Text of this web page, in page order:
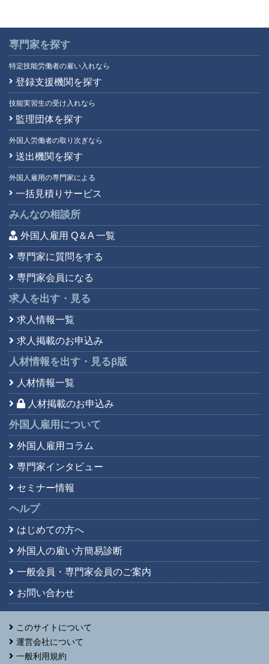
専門家を探す
特定技能労働者の雇い入れなら
登録支援機関を探す
技能実習生の受け入れなら
監理団体を探す
外国人労働者の取り次ぎなら
送出機関を探す
外国人雇用の専門家による
一括見積りサービス
みんなの相談所
外国人雇用 Q＆A 一覧
専門家に質問をする
専門家会員になる
求人を出す・見る
求人情報一覧
求人掲載のお申込み
人材情報を出す・見るβ版
人材情報一覧
人材掲載のお申込み
外国人雇用について
外国人雇用コラム
専門家インタビュー
セミナー情報
ヘルプ
はじめての方へ
外国人の雇い方簡易診断
一般会員・専門家会員のご案内
お問い合わせ
このサイトについて
運営会社について
一般利用規約